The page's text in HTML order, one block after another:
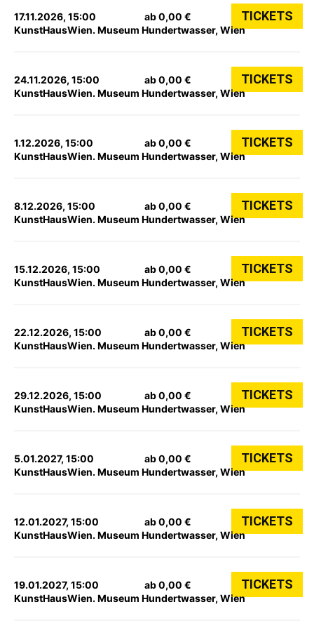
17.11.2026, 15:00
KunstHausWien. Museum Hundertwasser, Wien
ab 0,00 € TICKETS
24.11.2026, 15:00
KunstHausWien. Museum Hundertwasser, Wien
ab 0,00 € TICKETS
1.12.2026, 15:00
KunstHausWien. Museum Hundertwasser, Wien
ab 0,00 € TICKETS
8.12.2026, 15:00
KunstHausWien. Museum Hundertwasser, Wien
ab 0,00 € TICKETS
15.12.2026, 15:00
KunstHausWien. Museum Hundertwasser, Wien
ab 0,00 € TICKETS
22.12.2026, 15:00
KunstHausWien. Museum Hundertwasser, Wien
ab 0,00 € TICKETS
29.12.2026, 15:00
KunstHausWien. Museum Hundertwasser, Wien
ab 0,00 € TICKETS
5.01.2027, 15:00
KunstHausWien. Museum Hundertwasser, Wien
ab 0,00 € TICKETS
12.01.2027, 15:00
KunstHausWien. Museum Hundertwasser, Wien
ab 0,00 € TICKETS
19.01.2027, 15:00
KunstHausWien. Museum Hundertwasser, Wien
ab 0,00 € TICKETS